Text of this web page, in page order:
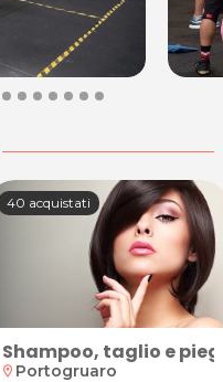
40 acquistati
Shampoo, taglio e
location_on Portogruaro